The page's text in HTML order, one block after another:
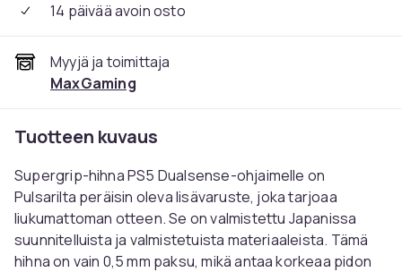
14 päivää avoin osto
Myyjä ja toimittaja
MaxGaming
Tuotteen kuvaus
Supergrip-hihna PS5 Dualsense-ohjaimelle on
Pulsarilta peräisin oleva lisävaruste, joka tarjoaa
liukumattoman otteen. Se on valmistettu Japanissa
suunnitelluista ja valmistetuista materiaaleista. Tämä
hihna on vain 0,5 mm paksu, mikä antaa korkeaa pidon